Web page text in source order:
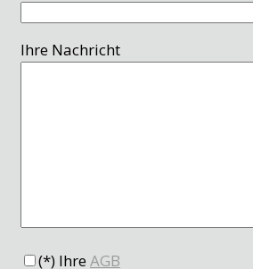
Ihre Nachricht
(*) IhreAGB